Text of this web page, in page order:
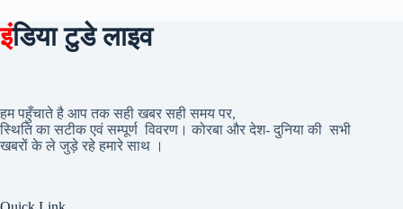
इंडिया टुडे लाइव
हम पहुँचाते है आप तक सही खबर सही समय पर,
स्थिति का सटीक एवं सम्पूर्ण विवरण। कोरबा और देश- दुनिया की सभी
खबरों के ले जुड़े रहे हमारे साथ ।